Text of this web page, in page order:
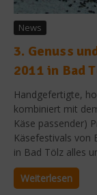
News
3. Genuss
2011 in Bad
Handgefertigte,
kombiniert mit
Käse passender)
Käsefestivals von
in Bad Tölz alles
Weiterlesen